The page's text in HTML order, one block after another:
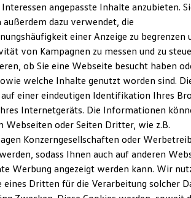
unterwegs
Zuhause
und Lebensdauer
Kauf
Förderung
und Konnektivität
ID. Software 6
Software Versionen und Updates
Extras
zu Ihrem ID.
angepasste Inhalte anzubieten.
außerdem dazu verwendet, die
einer Anzeige zu begrenzen
von Kampagnen zu messen und zu
ob Sie eine Webseite besucht haben
welche Inhalte genutzt worden sind.
einer eindeutigen Identifikation Ihres
Internetgeräts. Die Informationen
Webseiten oder Seiten Dritter, wie z.B.
Konzerngesellschaften oder
sodass Ihnen auch auf anderen
Werbung angezeigt werden kann. Wir
eines Dritten für die Verarbeitung solcher